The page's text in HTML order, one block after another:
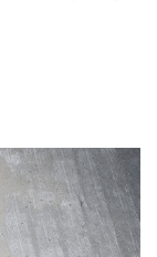
en
omsorgsfullt
bekväm som
för att
komfortabelt
högkvalitativa